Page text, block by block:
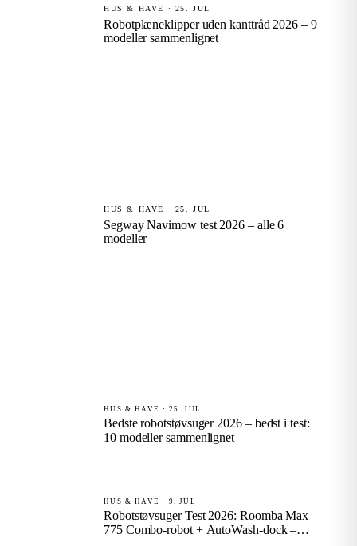
HUS & HAVE · 25. JUL
Robotplæneklipper uden kanttråd 2026 – 9
modeller sammenlignet
HUS & HAVE · 25. JUL
Segway Navimow test 2026 – alle 6
modeller
HUS & HAVE · 25. JUL
Bedste robotstøvsuger 2026 – bedst i test:
10 modeller sammenlignet
HUS & HAVE · 9. JUL
Robotstøvsuger Test 2026: Roomba Max
775 Combo-robot + AutoWash-dock –